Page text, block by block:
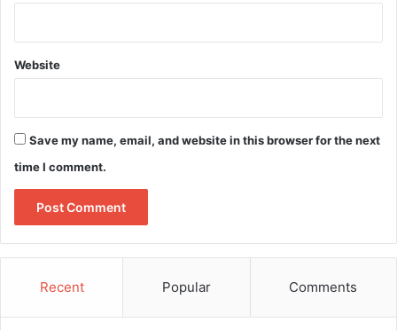
Website
Save my name, email, and website in this browser for the next
time I comment.
Recent Popular Comments